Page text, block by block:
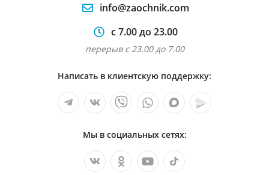
info@zaochnik.com
с 7.00 до 23.00
перерыв с 23.00 до 7.00
Написать в клиентскую поддержку:
Мы в социальных сетях: